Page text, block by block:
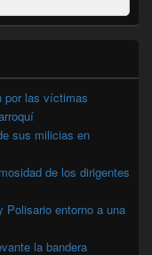
por las víctimas
sus milicias en
de los dirigentes
Polisario entorno a una
la bandera